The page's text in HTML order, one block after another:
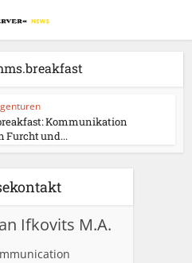
Kommunikation
Furcht und...
Ifkovits M.A.